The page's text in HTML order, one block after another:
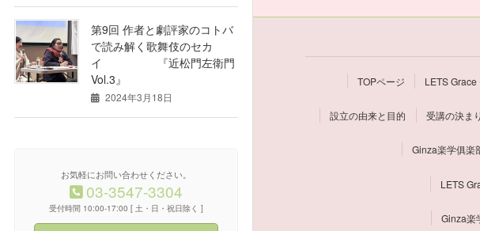
第9回 作者と劇評家のコトバ
で読み解く歌舞伎のセカ
イ 『近松門左衛門
Vol.3』
2024年3月18日
お気軽にお問い合わせください。
03-3547-3304
受付時間 10:00-17:00 [ 土・日・祝日除く ]
ペ
ー
送
TOPページ LETS
設立の由来と目的 受講の決まり
Ginza楽学俱
LETS
Ginza楽